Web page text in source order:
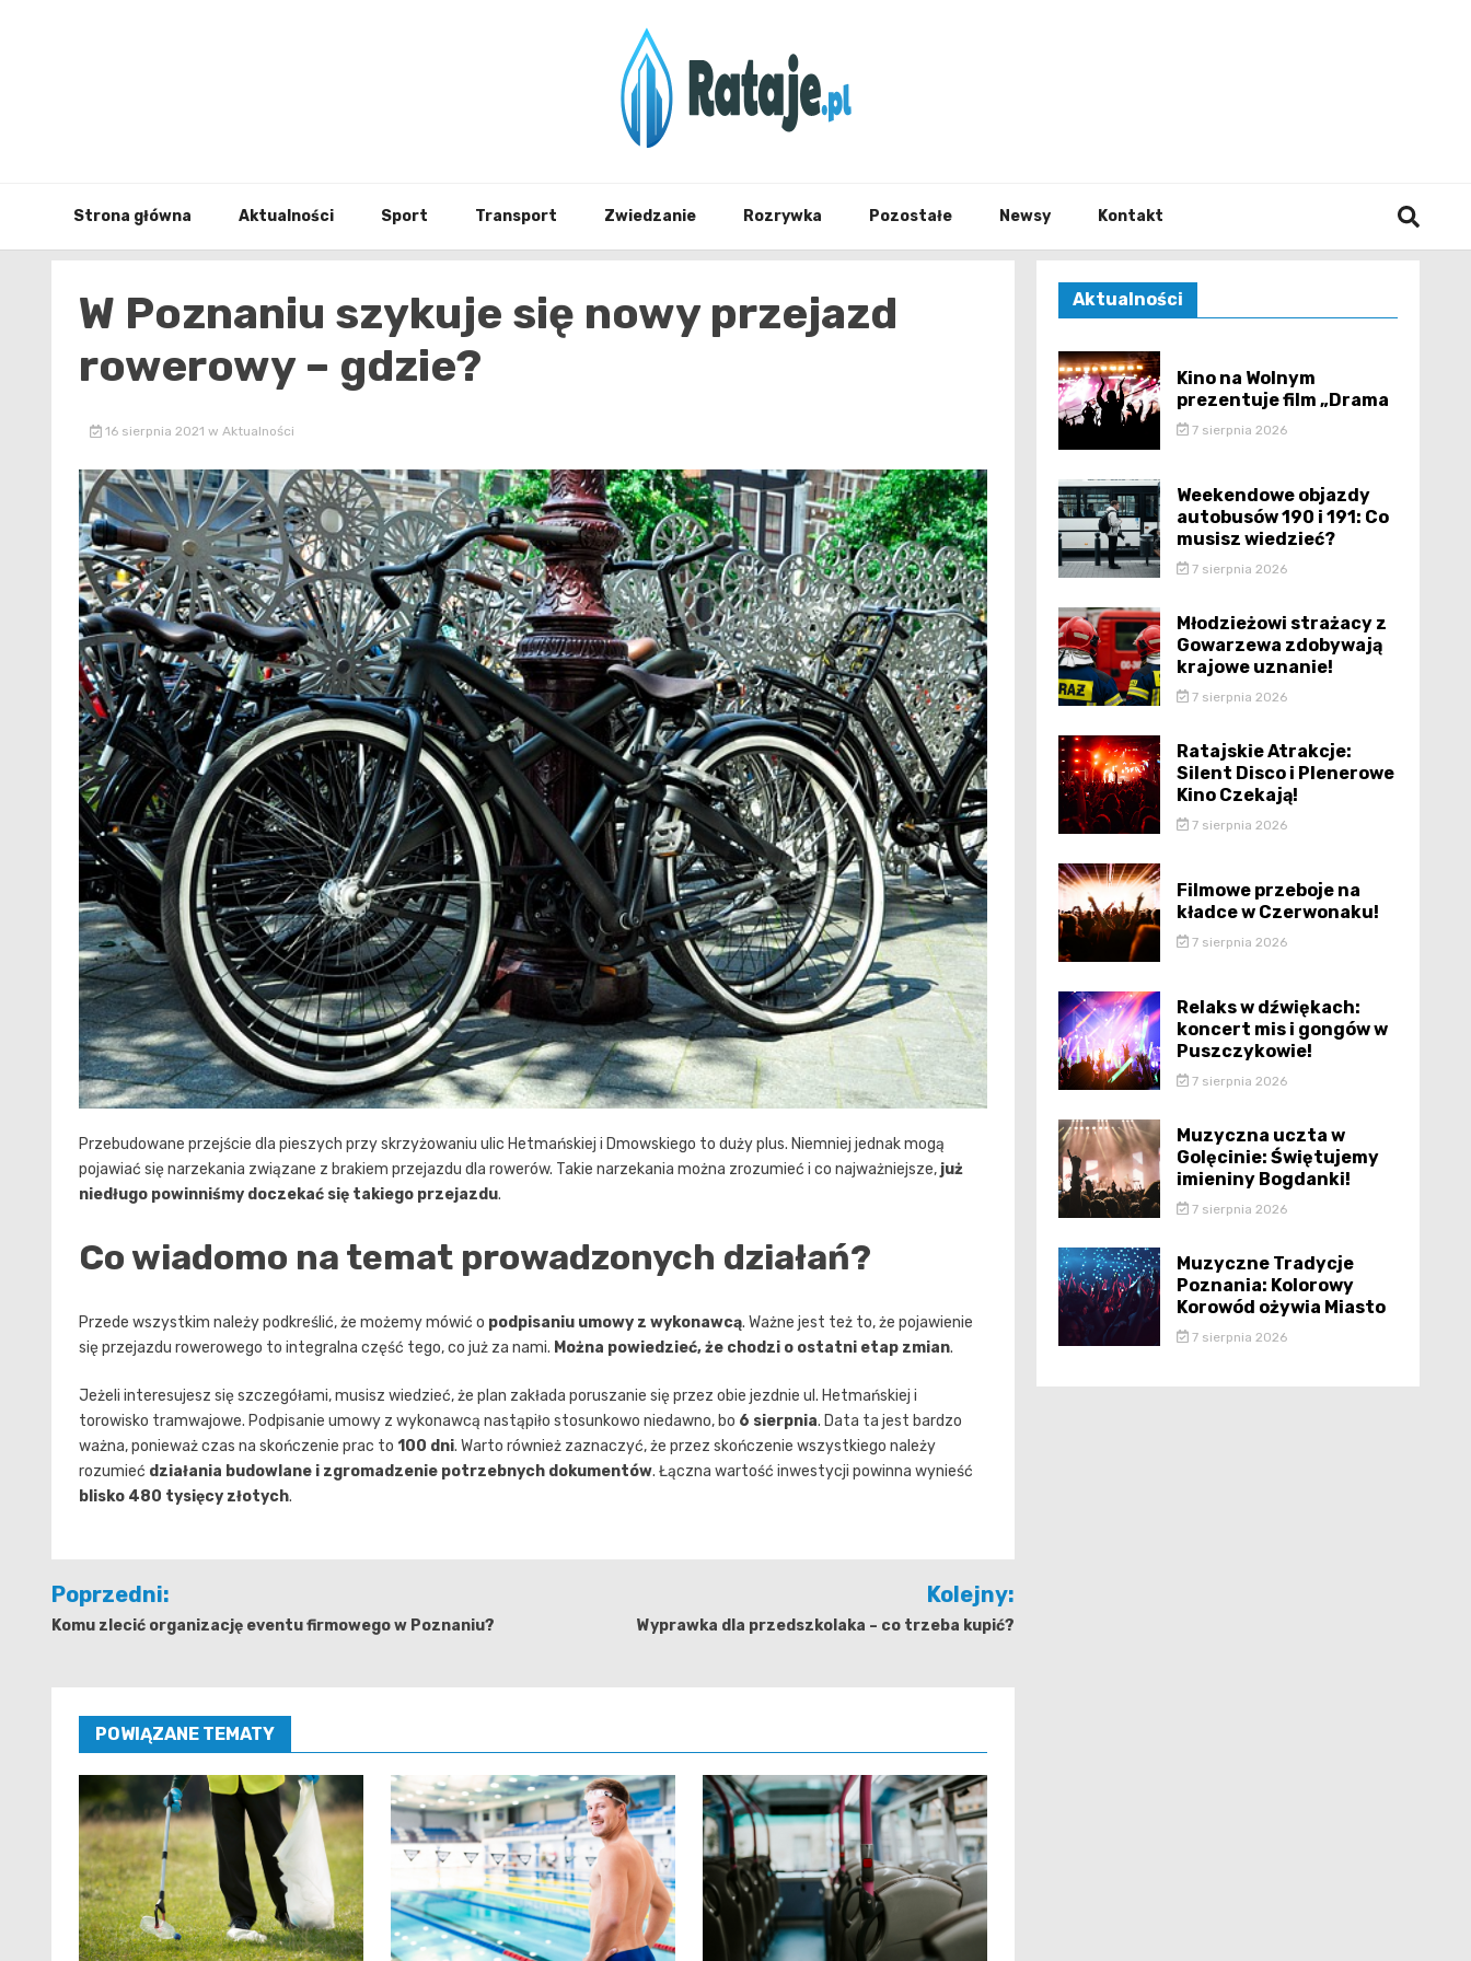
Rataje.pl
Strona główna Aktualności Sport Transport Zwiedzanie Rozrywka Pozostałe Newsy Kontakt
W Poznaniu szykuje się nowy przejazd
rowerowy – gdzie?
16 sierpnia 2021 w Aktualności
Przebudowane przejście dla pieszych przy skrzyżowaniu ulic Hetmańskiej i Dmowskiego to duży plus. Niemniej jednak mogą
pojawiać się narzekania związane z brakiem przejazdu dla rowerów. Takie narzekania można zrozumieć i co najważniejsze, już
niedługo powinniśmy doczekać się takiego przejazdu.
Co wiadomo na temat prowadzonych działań?
Przede wszystkim należy podkreślić, że możemy mówić o podpisaniu umowy z wykonawcą. Ważne jest też to, że pojawienie
się przejazdu rowerowego to integralna część tego, co już za nami. Można powiedzieć, że chodzi o ostatni etap zmian.
Jeżeli interesujesz się szczegółami, musisz wiedzieć, że plan zakłada poruszanie się przez obie jezdnie ul. Hetmańskiej i
torowisko tramwajowe. Podpisanie umowy z wykonawcą nastąpiło stosunkowo niedawno, bo 6 sierpnia. Data ta jest bardzo
ważna, ponieważ czas na skończenie prac to 100 dni. Warto również zaznaczyć, że przez skończenie wszystkiego należy
rozumieć działania budowlane i zgromadzenie potrzebnych dokumentów. Łączna wartość inwestycji powinna wynieść
blisko 480 tysięcy złotych.
Nawigacja
wpisu
Poprzedni:
Komu zlecić organizację eventu firmowego w Poznaniu?
Kolejny:
Wyprawka dla przedszkolaka – co trzeba kupić?
POWIĄZANE TEMATY
Aktualności
Kino na Wolnym
prezentuje film „Drama
7 sierpnia 2026
Weekendowe objazdy
autobusów 190 i 191: Co
musisz wiedzieć?
7 sierpnia 2026
Młodzieżowi strażacy z
Gowarzewa zdobywają
krajowe uznanie!
7 sierpnia 2026
Ratajskie Atrakcje:
Silent Disco i Plenerowe
Kino Czekają!
7 sierpnia 2026
Filmowe przeboje na
kładce w Czerwonaku!
7 sierpnia 2026
Relaks w dźwiękach:
koncert mis i gongów w
Puszczykowie!
7 sierpnia 2026
Muzyczna uczta w
Golęcinie: Świętujemy
imieniny Bogdanki!
7 sierpnia 2026
Muzyczne Tradycje
Poznania: Kolorowy
Korowód ożywia Miasto
7 sierpnia 2026